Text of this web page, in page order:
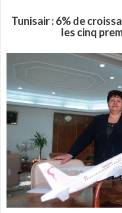
Tunisair : 6% de
les cinq